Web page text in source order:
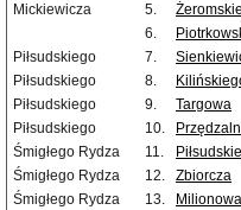
Mickiewicza
5.
6.
Piłsudskiego
7.
Piłsudskiego
8.
Piłsudskiego
9. Targowa
Piłsudskiego
10.
Śmigłego Rydza
11.
Śmigłego Rydza
12. Zbiorcza
Śmigłego Rydza
13. Milionowa